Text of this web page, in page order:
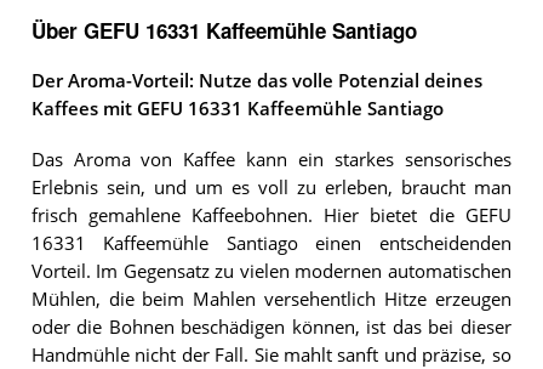
Über GEFU 16331 Kaffeemühle Santiago
Der Aroma-Vorteil: Nutze das volle Potenzial deines
Kaffees mit GEFU 16331 Kaffeemühle Santiago
Das Aroma von Kaffee kann ein starkes sensorisches
Erlebnis sein, und um es voll zu erleben, braucht man
frisch gemahlene Kaffeebohnen. Hier bietet die GEFU
16331 Kaffeemühle Santiago einen entscheidenden
Vorteil. Im Gegensatz zu vielen modernen automatischen
Mühlen, die beim Mahlen versehentlich Hitze erzeugen
oder die Bohnen beschädigen können, ist das bei dieser
Handmühle nicht der Fall. Sie mahlt sanft und präzise, so